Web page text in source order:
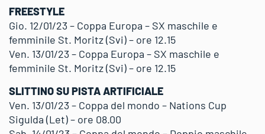
FREESTYLE
Gio. 12/01/23 – Coppa Europa – SX maschile e
femminile St. Moritz (Svi) – ore 12.15
Ven. 13/01/23 – Coppa Europa – SX maschile e
femminile St. Moritz (Svi) – ore 12.15
SLITTINO SU PISTA ARTIFICIALE
Ven. 13/01/23 – Coppa del mondo – Nations Cup
Sigulda (Let) – ore 08.00